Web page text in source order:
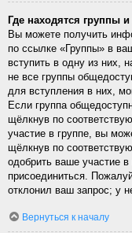
Где находятся группы
Вы можете получить
по ссылке «Группы» в
вступить в одну из них,
не все группы
для вступления в них,
Если группа
щёлкнув по
участие в группе, вы
щёлкнув по
одобрить ваше участие
присоединиться.
отклонил ваш запрос; у
Вернуться к началу